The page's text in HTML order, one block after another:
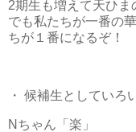
2期生も増えて天ひま
でも私たちが一番の
ちが１番になるぞ！
・ 候補生としていろ
Nちゃん「楽」